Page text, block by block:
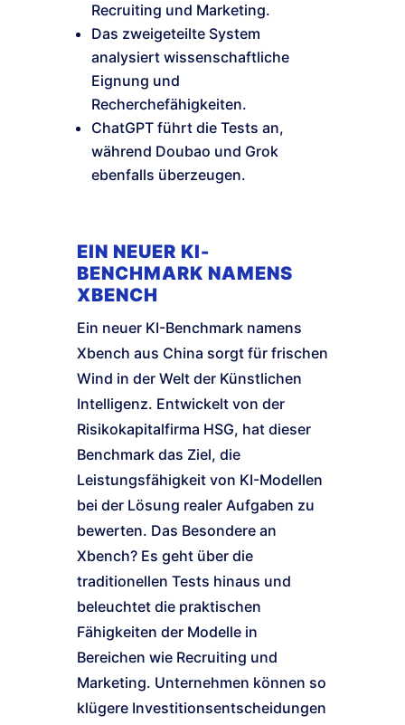
Recruiting und Marketing.
Das zweigeteilte System
analysiert wissenschaftliche
Eignung und
Recherchefähigkeiten.
ChatGPT führt die Tests an,
während Doubao und Grok
ebenfalls überzeugen.
EIN NEUER KI-
BENCHMARK NAMENS
XBENCH
Ein neuer KI-Benchmark namens
Xbench aus China sorgt für frischen
Wind in der Welt der Künstlichen
Intelligenz. Entwickelt von der
Risikokapitalfirma HSG, hat dieser
Benchmark das Ziel, die
Leistungsfähigkeit von KI-Modellen
bei der Lösung realer Aufgaben zu
bewerten. Das Besondere an
Xbench? Es geht über die
traditionellen Tests hinaus und
beleuchtet die praktischen
Fähigkeiten der Modelle in
Bereichen wie Recruiting und
Marketing. Unternehmen können so
klügere Investitionsentscheidungen